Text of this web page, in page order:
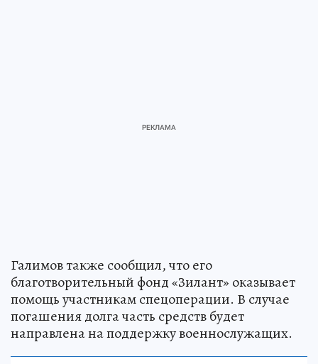
Галимов также сообщил, что его
благотворительный фонд «Зилант» оказывает
помощь участникам спецоперации. В случае
погашения долга часть средств будет
направлена на поддержку военнослужащих.